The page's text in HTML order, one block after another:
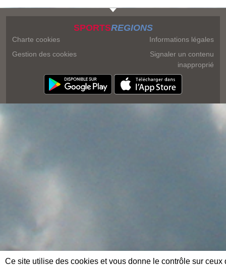
SPORTSREGIONS
Charte cookies
Gestion des cookies
Informations légales
Signaler un contenu
inapproprié
Ce site utilise des cookies et vous donne le contrôle sur ceux